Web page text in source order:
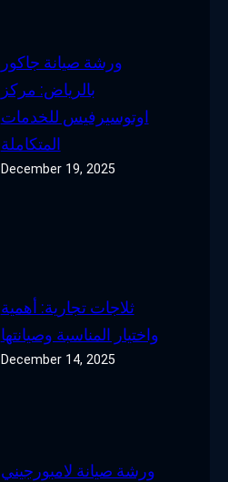
ورشة صيانة جاكور
بالرياض: مركز
اوتوسيرفيس للخدمات
المتكاملة
December 19, 2025
ثلاجات تجارية: أهمية
واختيار المناسبة وصيانتها
December 14, 2025
ورشة صيانة لامبورجيني